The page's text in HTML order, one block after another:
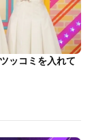
ッコミを入れて